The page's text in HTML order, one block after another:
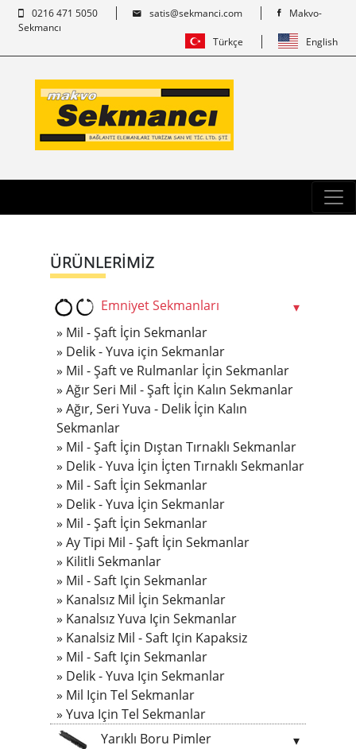
0216 471 5050 satis@sekmanci.com
Makvo-
Sekmancı
Türkçe
English
ÜRÜNLERİMİZ
Emniyet Sekmanları
Mil - Şaft İçin Sekmanlar
Delik - Yuva için Sekmanlar
Mil - Şaft ve Rulmanlar İçin Sekmanlar
Ağır Seri Mil - Şaft İçin Kalın Sekmanlar
Ağır, Seri Yuva - Delik İçin Kalın
Sekmanlar
Mil - Şaft İçin Dıştan Tırnaklı Sekmanlar
Delik - Yuva İçin İçten Tırnaklı Sekmanlar
Mil - Saft İçin Sekmanlar
Delik - Yuva İçin Sekmanlar
Mil - Şaft İçin Sekmanlar
Ay Tipi Mil - Şaft İçin Sekmanlar
Kilitli Sekmanlar
Mil - Saft Için Sekmanlar
Kanalsız Mil İçin Sekmanlar
Kanalsız Yuva Için Sekmanlar
Kanalsiz Mil - Saft Için Kapaksiz
Mil - Saft Için Sekmanlar
Delik - Yuva Için Sekmanlar
Mil Için Tel Sekmanlar
Yuva Için Tel Sekmanlar
Yarıklı Boru Pimler